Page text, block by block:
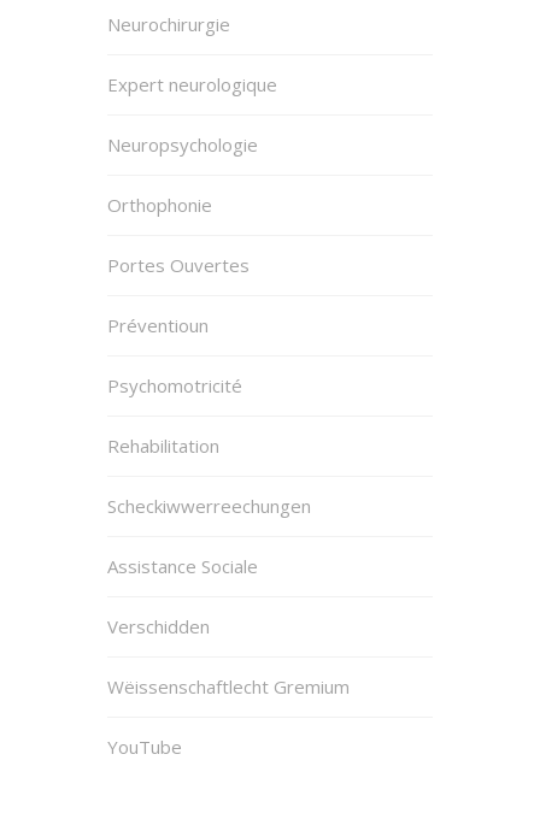
Neurochirurgie
Expert neurologique
Neuropsychologie
Orthophonie
Portes Ouvertes
Préventioun
Psychomotricité
Rehabilitation
Scheckiwwerreechungen
Assistance Sociale
Verschidden
Wëissenschaftlecht Gremium
YouTube